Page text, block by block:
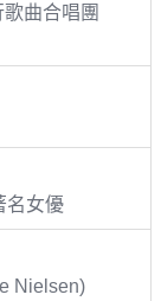
曲合唱團
名女優
Nielsen)